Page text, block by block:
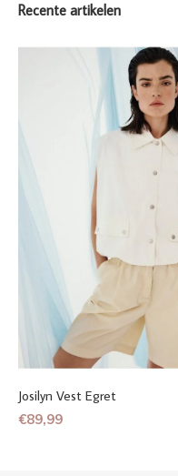
Recente artikelen
Josilyn Vest Egret
€89,99